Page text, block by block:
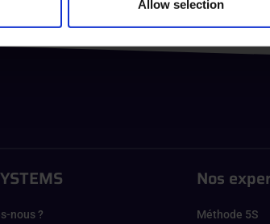
Allow selection
nous ?
Nos
Méthode 5S